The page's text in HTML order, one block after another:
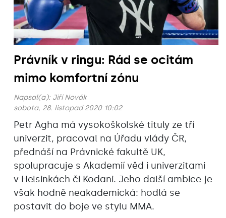
Právník v ringu: Rád se ocitám
mimo komfortní zónu
Napsal(a): Jiří Novák
sobota, 28. listopad 2020 10:02
Petr Agha má vysokoškolské tituly ze tří
univerzit, pracoval na Úřadu vlády ČR,
přednáší na Právnické fakultě UK,
spolupracuje s Akademií věd i univerzitami
v Helsinkách či Kodani. Jeho další ambice je
však hodně neakademická: hodlá se
postavit do boje ve stylu MMA.